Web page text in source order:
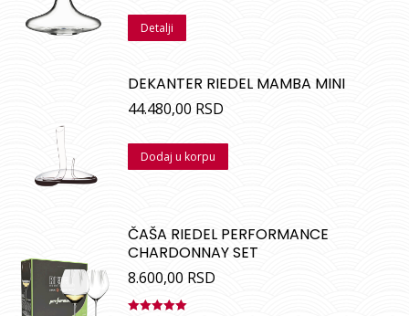
sa5.00od
Detalji
DEKANTER RIEDEL MAMBA MINI
44.480,00 RSD
Dodaj u korpu
ČAŠA RIEDEL PERFORMANCE
CHARDONNAY SET
8.600,00 RSD